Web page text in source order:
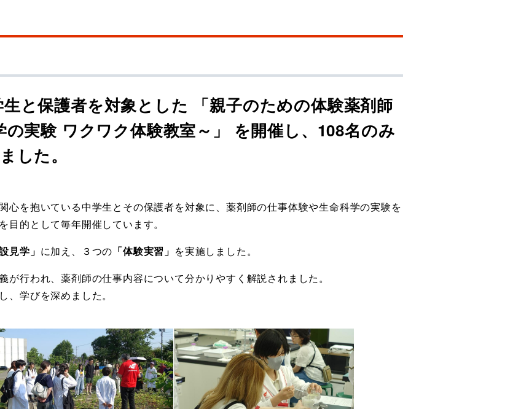
と保護者を対象とした 「親子のための体験薬剤師
の実験 ワクワク体験教室～」 を開催し、108名のみ
した。
心を抱いている中学生とその保護者を対象に、薬剤師の仕事体験や生命科学の実験を
的として毎年開催しています。
見学」 に加え、３つの 「体験実習」 を実施しました。
が行われ、薬剤師の仕事内容について分かりやすく解説されました。
学びを深めました。